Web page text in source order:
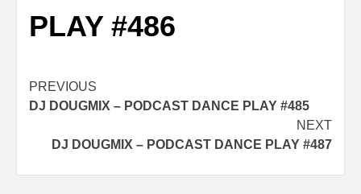
PLAY #486
Post
navigation
PREVIOUS
DJ DOUGMIX – PODCAST DANCE PLAY #485
NEXT
DJ DOUGMIX – PODCAST DANCE PLAY #487